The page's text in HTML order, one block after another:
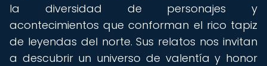
la diversidad de personajes y
acontecimientos que conforman el rico tapiz
de leyendas del norte. Sus relatos nos invitan
a descubrir un universo de valentía y honor